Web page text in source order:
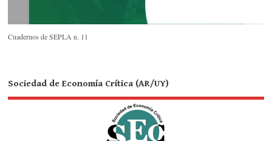
Cuadernos de SEPLA n. 11
Sociedad de Economía Crítica (AR/UY)